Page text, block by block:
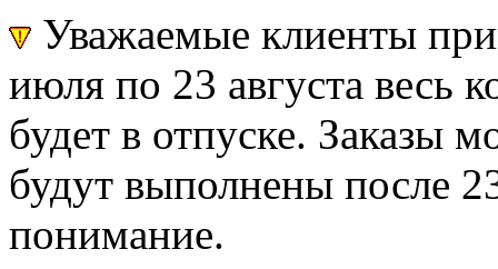
Уважаемые клиенты
июля по 23 августа весь
будет в отпуске. Заказы
будут выполнены после
понимание.